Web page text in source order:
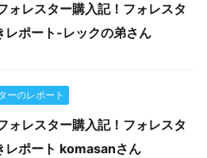
ォレスター購入記！フォレスタ
レポート-レックの弟さん
ーのレポート
ォレスター購入記！フォレスタ
レポート komasanさん